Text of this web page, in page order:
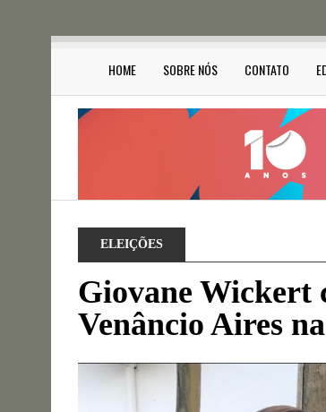
HOME SOBRE NÓS CONTATO
ELEIÇÕES
Giovane Wickert
Venâncio Aires